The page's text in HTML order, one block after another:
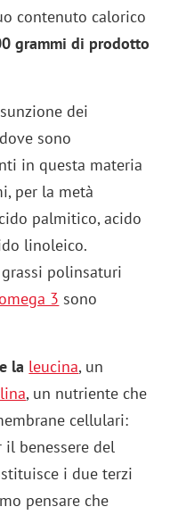
contenuto calorico
grammi di prodotto
dei
sono
in questa materia
per la metà
palmitico, acido
linoleico.
grassi polinsaturi
3 sono
la leucina, un
, un nutriente che
cellulari:
benessere del
i due terzi
pensare che